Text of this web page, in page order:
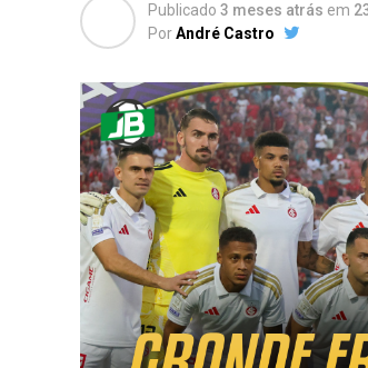
Publicado 3 meses atrás em
PorAndré Castro